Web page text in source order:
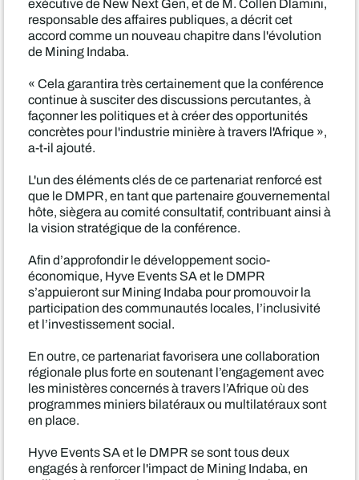
responsable des affaires publiques, a décrit cet
accord comme un nouveau chapitre dans l'évolution
de Mining Indaba.
« Cela garantira très certainement que la conférence
continue à susciter des discussions percutantes, à
façonner les politiques et à créer des opportunités
concrètes pour l'industrie minière à travers l'Afrique »,
a-t-il ajouté.
L'un des éléments clés de ce partenariat renforcé est
que le DMPR, en tant que partenaire gouvernemental
hôte, siègera au comité consultatif, contribuant ainsi à
la vision stratégique de la conférence.
Afin d’approfondir le développement socio-
économique, Hyve Events SA et le DMPR
s’appuieront sur Mining Indaba pour promouvoir la
participation des communautés locales, l’inclusivité
et l’investissement social.
En outre, ce partenariat favorisera une collaboration
régionale plus forte en soutenant l’engagement avec
les ministères concernés à travers l’Afrique où des
programmes miniers bilatéraux ou multilatéraux sont
en place.
Hyve Events SA et le DMPR se sont tous deux
engagés à renforcer l'impact de Mining Indaba, en